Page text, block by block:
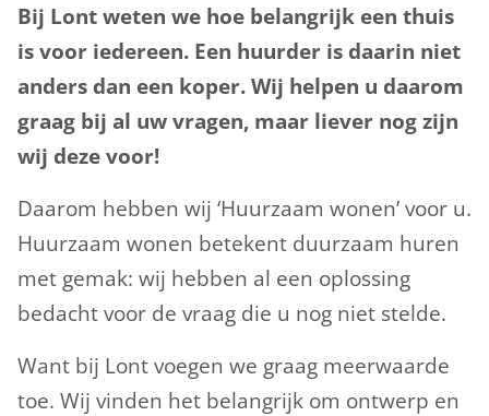
Bij Lont weten we hoe belangrijk een thuis
is voor iedereen. Een huurder is daarin niet
anders dan een koper. Wij helpen u daarom
graag bij al uw vragen, maar liever nog zijn
wij deze voor!
Daarom hebben wij ‘Huurzaam wonen’ voor u.
Huurzaam wonen betekent duurzaam huren
met gemak: wij hebben al een oplossing
bedacht voor de vraag die u nog niet stelde.
Want bij Lont voegen we graag meerwaarde
toe. Wij vinden het belangrijk om ontwerp en